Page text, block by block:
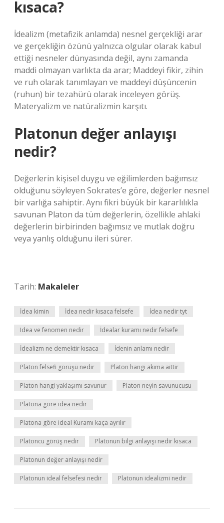
kısaca?
İdealizm (metafizik anlamda) nesnel gerçekliği arar
ve gerçekliğin özünü yalnızca olgular olarak kabul
ettiği nesneler dünyasında değil, aynı zamanda
maddi olmayan varlıkta da arar; Maddeyi fikir, zihin
ve ruh olarak tanımlayan ve maddeyi düşüncenin
(ruhun) bir tezahürü olarak inceleyen görüş.
Materyalizm ve natüralizmin karşıtı.
Platonun değer anlayışı
nedir?
Değerlerin kişisel duygu ve eğilimlerden bağımsız
olduğunu söyleyen Sokrates’e göre, değerler nesnel
bir varlığa sahiptir. Aynı fikri büyük bir kararlılıkla
savunan Platon da tüm değerlerin, özellikle ahlaki
değerlerin birbirinden bağımsız ve mutlak doğru
veya yanlış olduğunu ileri sürer.
Tarih: Makaleler
İdea kimin İdea nedir kısaca felsefe İdea nedir tyt
Idea ve fenomen nedir İdealar kuramı nedir felsefe
İdealizm ne demektir kısaca İdenin anlamı nedir
Platon felsefi görüşü nedir Platon hangi akıma aittir
Platon hangi yaklaşımı savunur Platon neyin savunucusu
Platona göre idea nedir
Platona göre ideal Kuramı kaça ayrılır
Platoncu görüş nedir Platonun bilgi anlayışı nedir kısaca
Platonun değer anlayışı nedir
Platonun ideal felsefesi nedir Platonun idealizmi nedir